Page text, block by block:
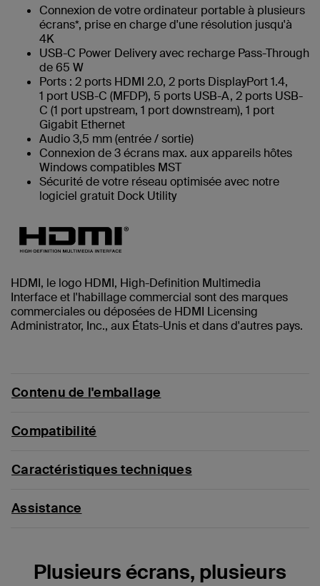
Connexion de votre ordinateur portable à plusieurs
écrans*, prise en charge d'une résolution jusqu'à
4K
USB-C Power Delivery avec recharge Pass-Through
de 65 W
Ports : 2 ports HDMI 2.0, 2 ports DisplayPort 1.4,
1 port USB-C (MFDP), 5 ports USB-A, 2 ports USB-
C (1 port upstream, 1 port downstream), 1 port
Gigabit Ethernet
Audio 3,5 mm (entrée / sortie)
Connexion de 3 écrans max. aux appareils hôtes
Windows compatibles MST
Sécurité de votre réseau optimisée avec notre
logiciel gratuit Dock Utility
HDMI, le logo HDMI, High-Definition Multimedia
Interface et l'habillage commercial sont des marques
commerciales ou déposées de HDMI Licensing
Administrator, Inc., aux États-Unis et dans d'autres pays.
Contenu de l'emballage
Compatibilité
Caractéristiques techniques
Assistance
Plusieurs écrans, plusieurs